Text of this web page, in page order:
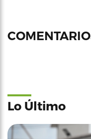
Lo Último